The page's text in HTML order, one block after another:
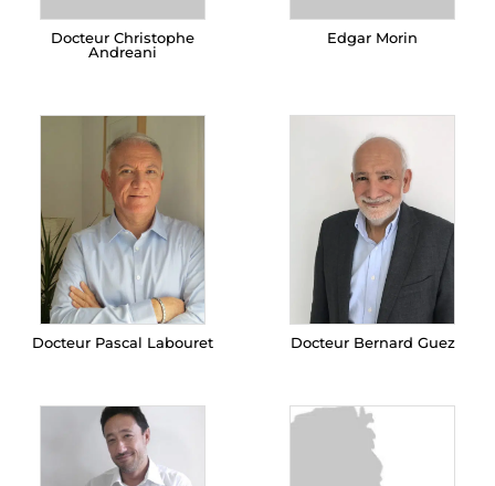
Docteur Christophe
Andreani
Edgar Morin
Docteur Pascal Labouret Docteur Bernard Guez